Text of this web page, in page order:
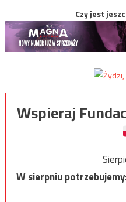
Czy jest
Wspieraj
W sierpniu